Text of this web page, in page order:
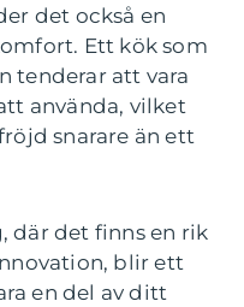
det också en
Ett kök som
tenderar att vara
använda, vilket
snarare än ett
där det finns en rik
blir ett
en del av ditt